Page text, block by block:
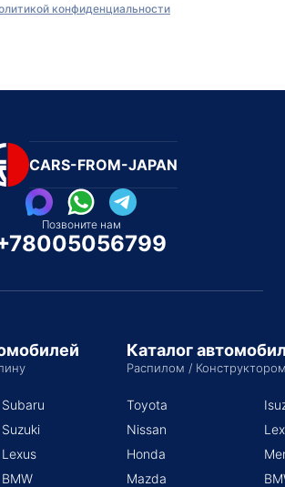
конфиденциальности
CARS-FROM-JAPAN
Позвоните нам
Subaru
Suzuki
Lexus
BMW
Каталог
Распилом /
Toyota
Nissan
Honda
Mazda